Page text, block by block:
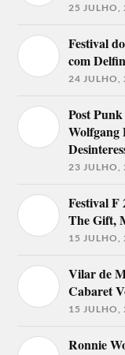
25 JULHO,
Festival
com
24 JULHO,
Post
Wolfgang
23 JULHO,
Festival F
The Gift,
15 JULHO,
Vilar de
Cabaret
15 JULHO,
Ronnie